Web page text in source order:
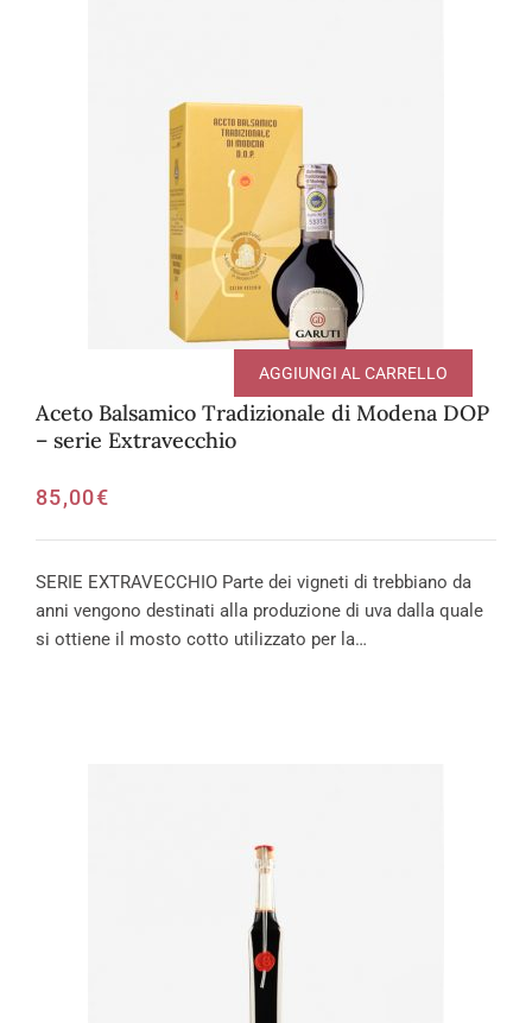
Aceto Balsamico Tradizionale di Modena DOP
– serie Extravecchio
85,00€
AGGIUNGI AL CARRELLO
SERIE EXTRAVECCHIO Parte dei vigneti di trebbiano da
anni vengono destinati alla produzione di uva dalla quale
si ottiene il mosto cotto utilizzato per la…